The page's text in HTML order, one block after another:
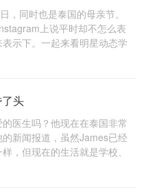
，同时也是泰国的母亲节。
上说平时却不怎么表
示下。一起来看明星动态学
头
医生吗？他现在在泰国非常
新闻报道，虽然James已经
，但现在的生活就是学校、